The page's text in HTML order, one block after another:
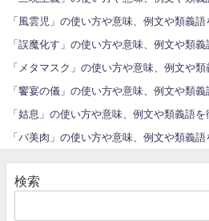
「風雲児」の使い方や意味、例文や類義語
「誤魔化す」の使い方や意味、例文や類義
「メタマスク」の使い方や意味、例文や類
「饗宴の儀」の使い方や意味、例文や類義
「姑息」の使い方や意味、例文や類義語を
「バ美肉」の使い方や意味、例文や類義語
検索